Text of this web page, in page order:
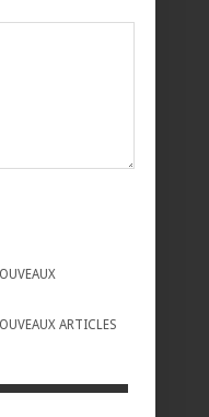
ARTICLES